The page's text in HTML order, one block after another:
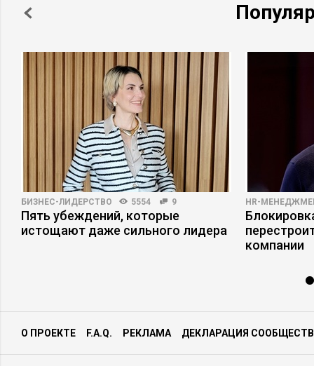
БИЗНЕС-ЛИДЕРСТВО 5554 9
Пять убеждений, которые
истощают даже сильного лидера
HR-
компании
О ПРОЕКТЕ F.A.Q. РЕКЛАМА ДЕКЛАРАЦИЯ